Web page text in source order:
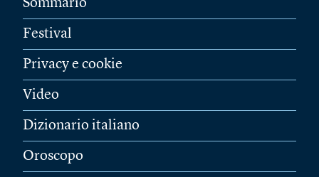
Sommario
Festival
Privacy e cookie
Video
Dizionario italiano
Oroscopo